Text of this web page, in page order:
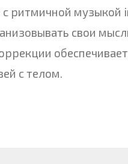
ритмичной музыкой
свои
с телом.